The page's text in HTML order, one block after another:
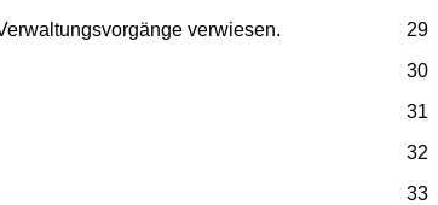
29
verwiesen.
30
31
32
33